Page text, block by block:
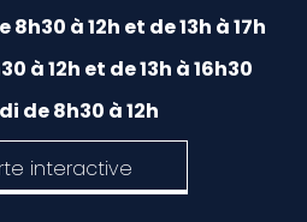
à 12h et de 13h à 17h
à 12h et de 13h à 16h30
de 8h30 à 12h
interactive